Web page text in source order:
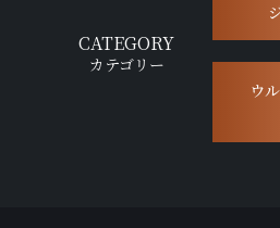
CATEGORY
カテゴリー
ウ